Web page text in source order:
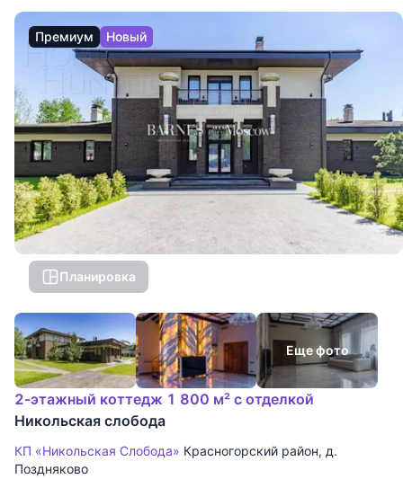
Премиум Новый
Планировка
Еще фото
2-этажный коттедж 1 800 м² с отделкой
Никольская слобода
КП «Никольская Слобода» Красногорский район, д.
Поздняково